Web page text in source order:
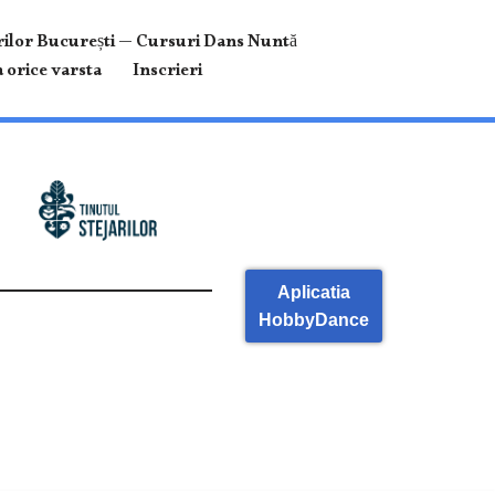
București — Cursuri Dans Nuntă
varsta
Inscrieri
Aplicatia
HobbyDance